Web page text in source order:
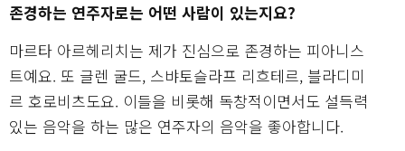
존경하는 연주자로는 어떤 사람이 있는지요?
마르타 아르헤리치는 제가 진심으로 존경하는 피아니스
트예요. 또 글렌 굴드, 스뱌토슬라프 리흐테르, 블라디미
르 호로비츠도요. 이들을 비롯해 독창적이면서도 설득력
있는 음악을 하는 많은 연주자의 음악을 좋아합니다.